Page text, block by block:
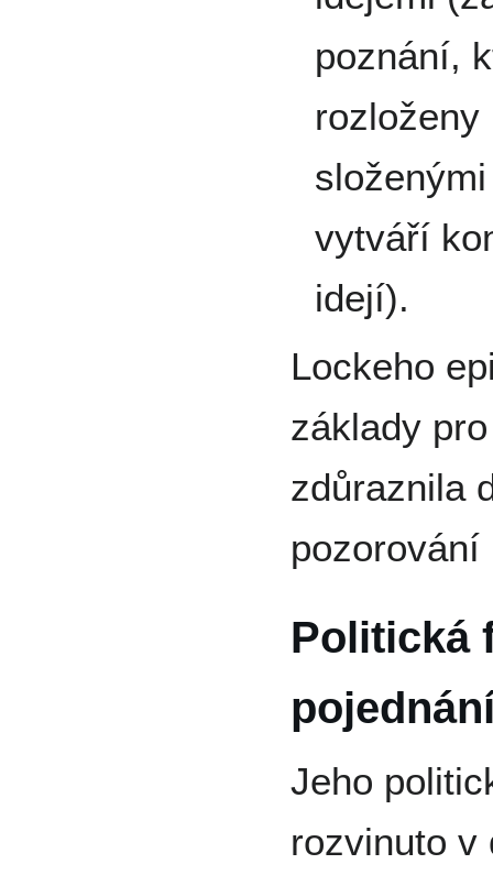
poznání,
vytváří
idejí).
Lockeho
základy
zdůraznila
Politická
Jeho
rozvinuto